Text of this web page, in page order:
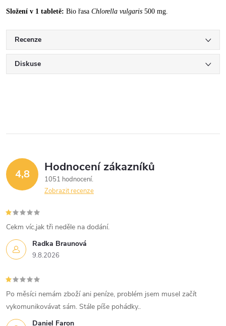
Složení v 1 tabletě: Bio řasa Chlorella vulgaris 500 mg.
Recenze
Diskuse
4,8 Hodnocení zákazníků
1051 hodnocení
Zobrazit recenze
Radka Braunová
9.8.2026
Cekm víc,jak tři neděle na dodání.
Daniel Faron
Po měsíci nemám zboží ani peníze, problém jsem musel začít
vykomunikovávat sám. Stále píše pohádky..